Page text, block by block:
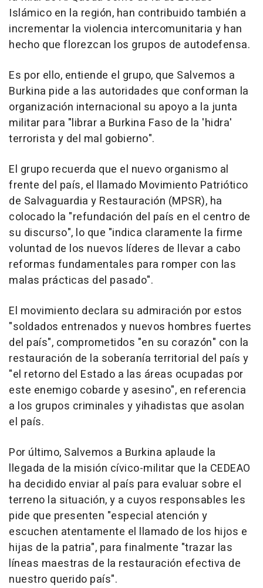
Islámico en la región, han contribuido también a
incrementar la violencia intercomunitaria y han
hecho que florezcan los grupos de autodefensa.
Es por ello, entiende el grupo, que Salvemos a
Burkina pide a las autoridades que conforman la
organización internacional su apoyo a la junta
militar para "librar a Burkina Faso de la 'hidra'
terrorista y del mal gobierno".
El grupo recuerda que el nuevo organismo al
frente del país, el llamado Movimiento Patriótico
de Salvaguardia y Restauración (MPSR), ha
colocado la "refundación del país en el centro de
su discurso", lo que "indica claramente la firme
voluntad de los nuevos líderes de llevar a cabo
reformas fundamentales para romper con las
malas prácticas del pasado".
El movimiento declara su admiración por estos
"soldados entrenados y nuevos hombres fuertes
del país", comprometidos "en su corazón" con la
restauración de la soberanía territorial del país y
"el retorno del Estado a las áreas ocupadas por
este enemigo cobarde y asesino", en referencia
a los grupos criminales y yihadistas que asolan
el país.
Por último, Salvemos a Burkina aplaude la
llegada de la misión cívico-militar que la CEDEAO
ha decidido enviar al país para evaluar sobre el
terreno la situación, y a cuyos responsables les
pide que presenten "especial atención y
escuchen atentamente el llamado de los hijos e
hijas de la patria", para finalmente "trazar las
líneas maestras de la restauración efectiva de
nuestro querido país".